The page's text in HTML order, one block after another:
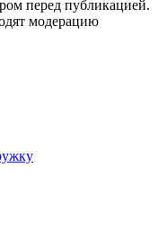
перед публикацией.
модерацию